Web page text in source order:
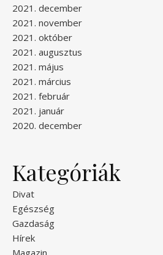
2021. december
2021. november
2021. október
2021. augusztus
2021. május
2021. március
2021. február
2021. január
2020. december
Kategóriák
Divat
Egészség
Gazdaság
Hírek
Magazin